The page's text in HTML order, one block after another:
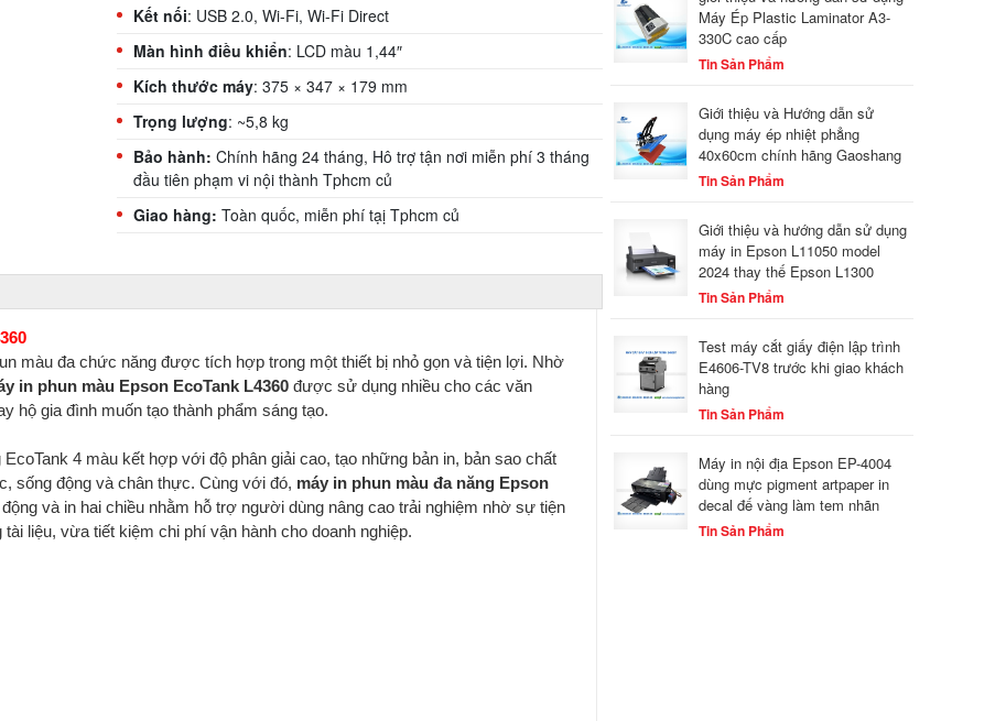
Kết nối: USB 2.0, Wi-Fi, Wi-Fi Direct
Màn hình điều khiển: LCD màu 1,44″
Kích thước máy: 375 × 347 × 179 mm
Trọng lượng: ~5,8 kg
Bảo hành: Chính hãng 24 tháng, Hô trợ tận nơi miễn phí 3 tháng
đầu tiên phạm vi nội thành Tphcm củ
Giao hàng: Toàn quốc, miễn phí tạị Tphcm củ
màu đa chức năng được tích hợp trong một thiết bị nhỏ gọn và tiện lợi. Nhờ
in phun màu Epson EcoTank L4360được sử dụng nhiều cho các văn
hộ gia đình muốn tạo thành phẩm sáng tạo.
4 màu kết hợp với độ phân giải cao, tạo những bản in, bản sao chất
sống động và chân thực. Cùng với đó, máy in phun màu đa năng Epson
và in hai chiều nhằm hỗ trợ người dùng nâng cao trải nghiệm nhờ sự tiện
liệu, vừa tiết kiệm chi phí vận hành cho doanh nghiệp.
Máy Ép Plastic Laminator A3-
330C cao cấp
Tin Sản Phẩm
Giới thiệu và Hướng dẫn sử
dụng máy ép nhiệt phẳng
40x60cm chính hãng Gaoshang
Tin Sản Phẩm
Giới thiệu và hướng dẫn sử dụng
máy in Epson L11050 model
2024 thay thế Epson L1300
Tin Sản Phẩm
Test máy cắt giấy điện lập trình
E4606-TV8 trước khi giao khách
hàng
Tin Sản Phẩm
Máy in nội địa Epson EP-4004
dùng mực pigment artpaper in
decal đế vàng làm tem nhãn
Tin Sản Phẩm